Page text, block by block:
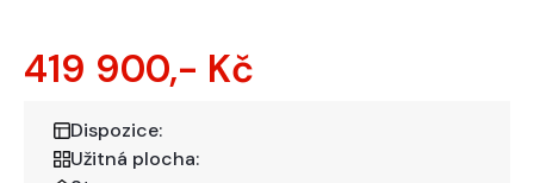
419 900,- Kč
Dispozice:
Užitná plocha: